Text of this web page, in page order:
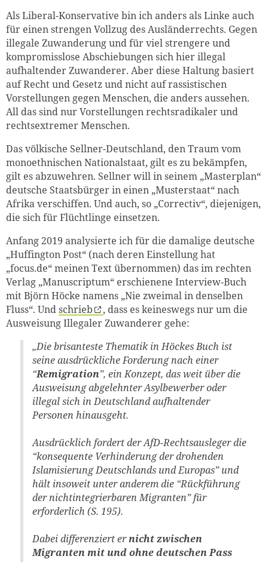
Als Liberal-Konservative bin ich anders als Linke auch
für einen strengen Vollzug des Ausländerrechts. Gegen
illegale Zuwanderung und für viel strengere und
kompromisslose Abschiebungen sich hier illegal
aufhaltender Zuwanderer. Aber diese Haltung basiert
auf Recht und Gesetz und nicht auf rassistischen
Vorstellungen gegen Menschen, die anders aussehen.
All das sind nur Vorstellungen rechtsradikaler und
rechtsextremer Menschen.
Das völkische Sellner-Deutschland, den Traum vom
monoethnischen Nationalstaat, gilt es zu bekämpfen,
gilt es abzuwehren. Sellner will in seinem „Masterplan“
deutsche Staatsbürger in einen „Musterstaat“ nach
Afrika verschiffen. Und auch, so „Correctiv“, diejenigen,
die sich für Flüchtlinge einsetzen.
Anfang 2019 analysierte ich für die damalige deutsche
„Huffington Post“ (nach deren Einstellung hat
„focus.de“ meinen Text übernommen) das im rechten
Verlag „Manuscriptum“ erschienene Interview-Buch
mit Björn Höcke namens „Nie zweimal in denselben
Fluss“. Undschrieb
, dass es keineswegs nur um die
Ausweisung Illegaler Zuwanderer gehe:
„Die brisanteste Thematik in Höckes Buch ist
seine ausdrückliche Forderung nach einer
“Remigration”, ein Konzept, das weit über die
Ausweisung abgelehnter Asylbewerber oder
illegal sich in Deutschland aufhaltender
Personen hinausgeht.
Ausdrücklich fordert der AfD-Rechtsausleger die
“konsequente Verhinderung der drohenden
Islamisierung Deutschlands und Europas” und
hält insoweit unter anderem die “Rückführung
der nichtintegrierbaren Migranten” für
erforderlich (S. 195).
Dabei differenziert ernicht zwischen
Migranten mit und ohne deutschen Pass